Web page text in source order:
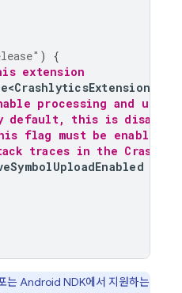
)
{
extension
processing and
default, this is disabled
flag must be enabled
traces in the
는 Android NDK에서 지원하는